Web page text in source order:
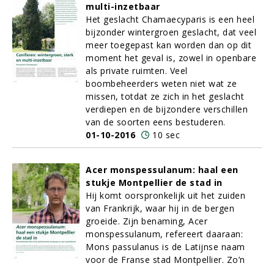
multi-inzetbaar
Het geslacht Chamaecyparis is een heel
bijzonder wintergroen geslacht, dat veel
meer toegepast kan worden dan op dit
moment het geval is, zowel in openbare
als private ruimten. Veel
boombeheerders weten niet wat ze
missen, totdat ze zich in het geslacht
verdiepen en de bijzondere verschillen
van de soorten eens bestuderen.
01-10-2016
10 sec
Acer monspessulanum: haal een
stukje Montpellier de stad in
Hij komt oorspronkelijk uit het zuiden
van Frankrijk, waar hij in de bergen
groeide. Zijn benaming, Acer
monspessulanum, refereert daaraan:
Mons passulanus is de Latijnse naam
voor de Franse stad Montpellier. Zo’n